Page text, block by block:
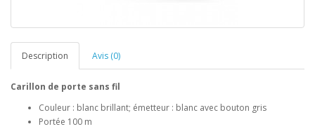
Description Avis (0)
Carillon de porte sans fil
Couleur : blanc brillant; émetteur : blanc avec bouton gris
Portée 100 m